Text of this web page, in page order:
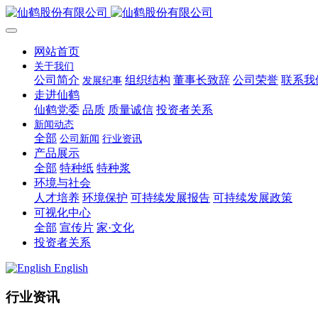
网站首页
关于我们
公司简介 发展纪事 组织结构 董事长致辞 公司荣誉 联系我
走进仙鹤
仙鹤党委 品质 质量诚信 投资者关系
新闻动态
全部 公司新闻 行业资讯
产品展示
全部 特种纸 特种浆
环境与社会
人才培养 环境保护 可持续发展报告 可持续发展政策
可视化中心
全部 宣传片 家·文化
投资者关系
English
行业资讯